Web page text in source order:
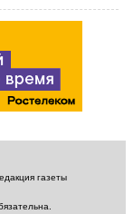
газеты